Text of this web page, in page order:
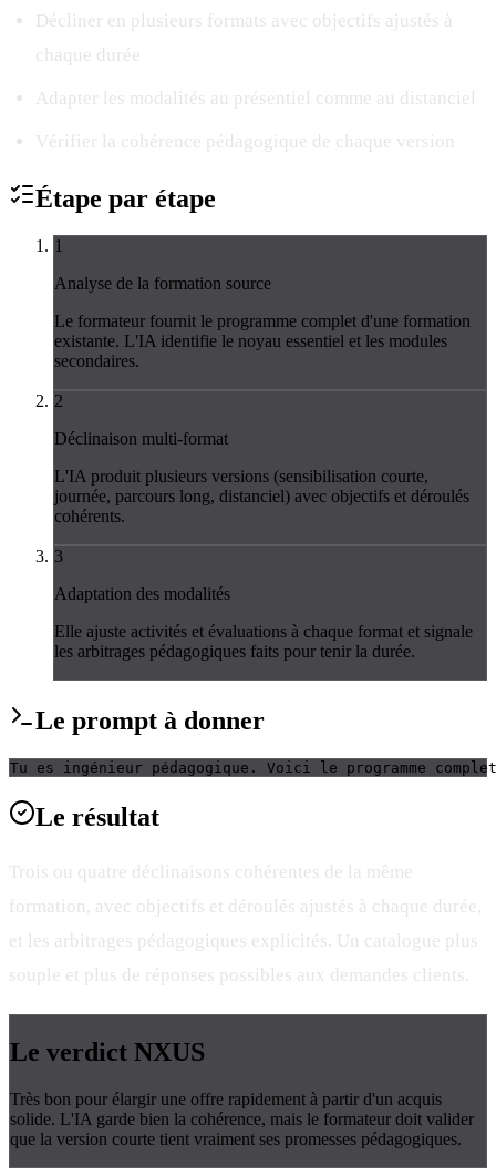
Décliner en plusieurs formats avec objectifs ajustés à
chaque durée
Adapter les modalités au présentiel comme au distanciel
Vérifier la cohérence pédagogique de chaque version
Étape par étape
1
Analyse de la formation source
Le formateur fournit le programme complet d'une formation
existante. L'IA identifie le noyau essentiel et les modules
secondaires.
2
Déclinaison multi-format
L'IA produit plusieurs versions (sensibilisation courte,
journée, parcours long, distanciel) avec objectifs et déroulés
cohérents.
3
Adaptation des modalités
Elle ajuste activités et évaluations à chaque format et signale
les arbitrages pédagogiques faits pour tenir la durée.
Le prompt à donner
Tu es ingénieur pédagogique. Voici le programme
Le résultat
Trois ou quatre déclinaisons cohérentes de la même
formation, avec objectifs et déroulés ajustés à chaque durée,
et les arbitrages pédagogiques explicités. Un catalogue plus
souple et plus de réponses possibles aux demandes clients.
Le verdict NXUS
Très bon pour élargir une offre rapidement à partir d'un acquis
solide. L'IA garde bien la cohérence, mais le formateur doit valider
que la version courte tient vraiment ses promesses pédagogiques.